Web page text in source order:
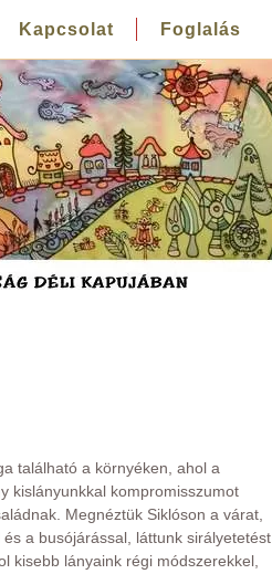
Kapcsolat Foglalás
található a környéken, ahol a
kislányunkkal kompromisszumot
Megnéztük Siklóson a várat,
a busójárással, láttunk sirályetetést
kisebb lányaink régi módszerekkel,